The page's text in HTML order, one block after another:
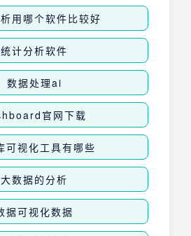
用哪个软件比较好
统计分析软件
数据处理ai
官网下载
可视化工具有哪些
大数据的分析
据可视化数据